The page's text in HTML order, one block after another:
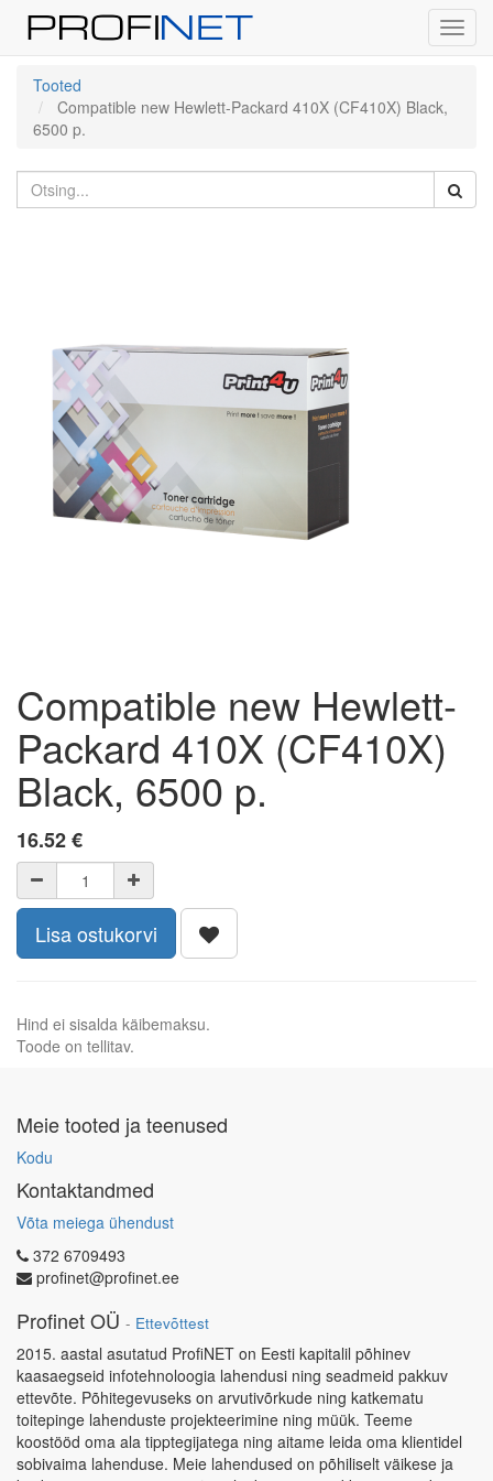
Tooted
Compatible new Hewlett-Packard 410X (CF410X) Black,
6500 p.
Compatible new Hewlett-
Packard 410X (CF410X)
Black, 6500 p.
16.52€
Lisa ostukorvi
Hind ei sisalda käibemaksu.
Toode on tellitav.
Meie tooted ja teenused
Kodu
Kontaktandmed
Võta meiega ühendust
372 6709493
profinet@profinet.ee
Profinet OÜ - Ettevõttest
2015. aastal asutatud ProfiNET on Eesti kapitalil põhinev
kaasaegseid infotehnoloogia lahendusi ning seadmeid pakkuv
ettevõte. Põhitegevuseks on arvutivõrkude ning katkematu
toitepinge lahenduste projekteerimine ning müük. Teeme
koostööd oma ala tipptegijatega ning aitame leida oma klientidel
sobivaima lahenduse. Meie lahendused on põhiliselt väikese ja